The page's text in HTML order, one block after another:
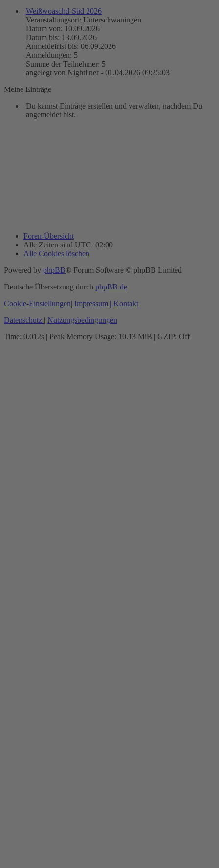
Weißwoaschd-Süd 2026
Veranstaltungsort: Unterschwaningen
Datum von: 10.09.2026
Datum bis: 13.09.2026
Anmeldefrist bis: 06.09.2026
Anmeldungen: 5
Summe der Teilnehmer: 5
angelegt von Nightliner - 01.04.2026 09:25:03
Meine Einträge
Du kannst Einträge erstellen und verwalten, nachdem Du
angemeldet bist.
Foren-Übersicht
Alle Zeiten sind UTC+02:00
Alle Cookies löschen
Powered by phpBB® Forum Software © phpBB Limited
Deutsche Übersetzung durch phpBB.de
Cookie-Einstellungen| Impressum | Kontakt
Datenschutz | Nutzungsbedingungen
Time: 0.012s | Peak Memory Usage: 10.13 MiB | GZIP: Off